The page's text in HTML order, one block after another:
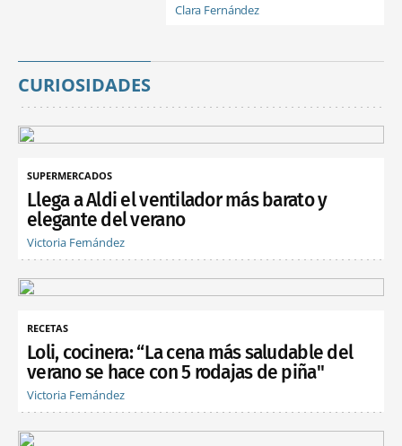
Clara Fernández
CURIOSIDADES
SUPERMERCADOS
Llega a Aldi el ventilador más barato y
elegante del verano
Victoria Fernández
RECETAS
Loli, cocinera: “La cena más saludable del
verano se hace con 5 rodajas de piña"
Victoria Fernández